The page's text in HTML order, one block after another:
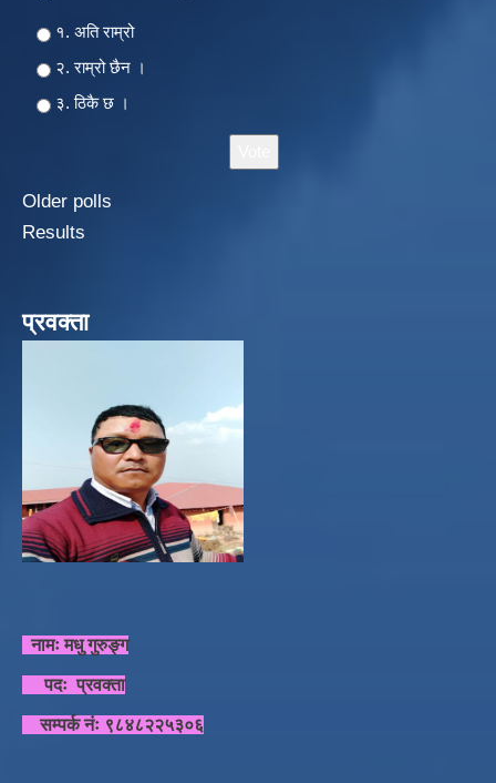
Choices
१. अति राम्रो
२‍‍. राम्रो छैन ।
३. ठिकै छ ।
Older polls
Results
प्रवक्ता
नामः मधु गुरुङ्ग
पदः प्रवक्ता
सम्पर्क नंः ९८४८२२५३०६